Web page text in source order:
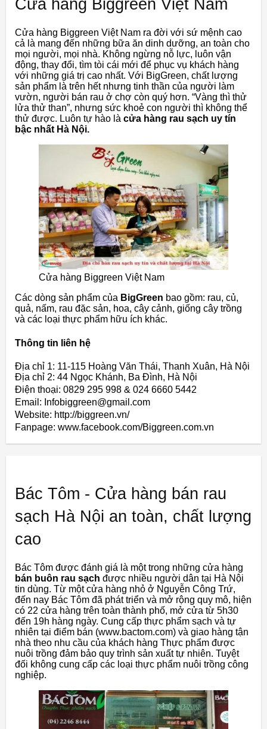
Cửa hàng Biggreen Việt Nam
Cửa hàng Biggreen Việt Nam ra đời với sứ mệnh cao
cả là mang đến những bữa ăn dinh dưỡng, an toàn cho
mọi người, mọi nhà. Không ngừng nỗ lực, luôn vận
động, thay đổi, tìm tòi cái mới để phục vụ khách hàng
với những giá trị cao nhất. Với BigGreen, chất lượng
sản phẩm là trên hết nhưng tinh thần của người làm
vườn, người bán rau ở chợ còn quý hơn. “Vàng thì thử
lửa thử than”, nhưng sức khoẻ con người thì không thể
thử được. Luôn tự hào là cửa hàng rau sạch uy tín
bậc nhất Hà Nội.
Cửa hàng Biggreen Việt Nam
Các dòng sản phẩm của BigGreen bao gồm: rau, củ,
quả, nấm, rau đặc sản, hoa, cây cảnh, giống cây trồng
và các loại thực phẩm hữu ích khác.
Thông tin liên hệ
Địa chỉ 1: 11-115 Hoàng Văn Thái, Thanh Xuân, Hà Nội
Địa chỉ 2: 44 Ngọc Khánh, Ba Đình, Hà Nội
Điện thoại: 0829 295 998 & 024 6660 5442
Email: Infobiggreen@gmail.com
Website: http://biggreen.vn/
Fanpage: www.facebook.com/Biggreen.com.vn
Bác Tôm - Cửa hàng bán rau
sạch Hà Nội an toàn, chất lượng
cao
Bác Tôm được đánh giá là một trong những cửa hàng
bán buôn rau sạch được nhiều người dân tại Hà Nội
tin dùng. Từ một cửa hàng nhỏ ở Nguyễn Công Trứ,
đến nay Bác Tôm đã phát triển và mở rộng quy mô, hiện
có 22 cửa hàng trên toàn thành phố, mở cửa từ 5h30
đến 19h hàng ngày. Cung cấp thực phẩm sạch và tự
nhiên tại điểm bán (www.bactom.com) và giao hàng tận
nhà theo nhu cầu của khách hàng Thực phẩm được
nuôi trồng đảm bảo quy trình sản xuất tự nhiên. Tuyệt
đối không cung cấp các loại thực phẩm nuôi trồng công
nghiệp.